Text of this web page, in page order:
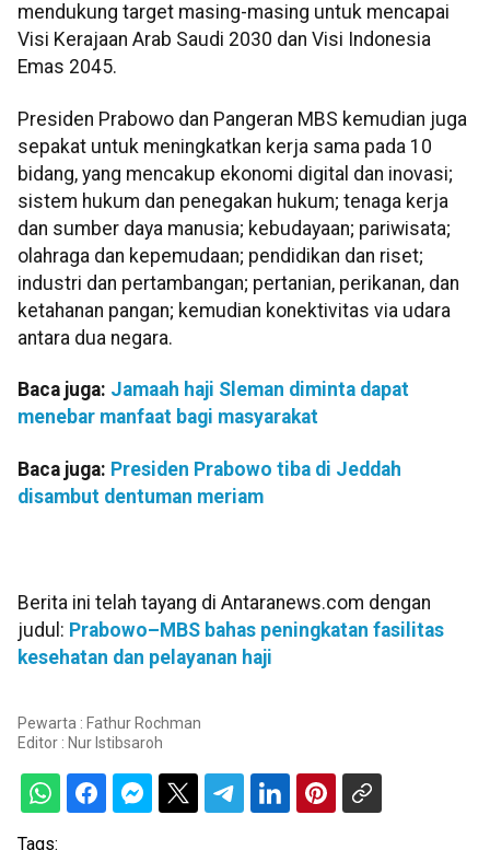
mendukung target masing-masing untuk mencapai
Visi Kerajaan Arab Saudi 2030 dan Visi Indonesia
Emas 2045.
Presiden Prabowo dan Pangeran MBS kemudian juga
sepakat untuk meningkatkan kerja sama pada 10
bidang, yang mencakup ekonomi digital dan inovasi;
sistem hukum dan penegakan hukum; tenaga kerja
dan sumber daya manusia; kebudayaan; pariwisata;
olahraga dan kepemudaan; pendidikan dan riset;
industri dan pertambangan; pertanian, perikanan, dan
ketahanan pangan; kemudian konektivitas via udara
antara dua negara.
Baca juga: Jamaah haji Sleman diminta dapat
menebar manfaat bagi masyarakat
Baca juga: Presiden Prabowo tiba di Jeddah
disambut dentuman meriam
Berita ini telah tayang di Antaranews.com dengan
judul: Prabowo–MBS bahas peningkatan fasilitas
kesehatan dan pelayanan haji
Pewarta : Fathur Rochman
Editor : Nur Istibsaroh
Tags: